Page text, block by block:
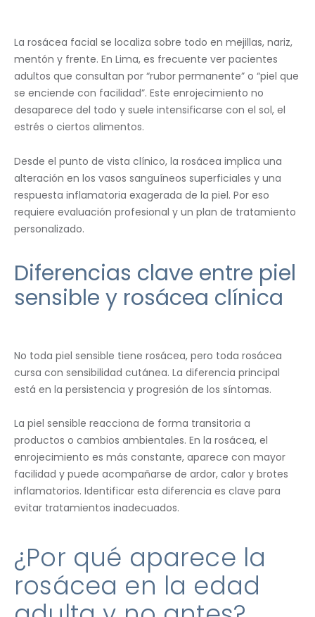
La rosácea facial se localiza sobre todo en mejillas, nariz,
mentón y frente. En Lima, es frecuente ver pacientes
adultos que consultan por “rubor permanente” o “piel que
se enciende con facilidad”. Este enrojecimiento no
desaparece del todo y suele intensificarse con el sol, el
estrés o ciertos alimentos.
Desde el punto de vista clínico, la rosácea implica una
alteración en los vasos sanguíneos superficiales y una
respuesta inflamatoria exagerada de la piel. Por eso
requiere evaluación profesional y un plan de tratamiento
personalizado.
Diferencias clave entre piel
sensible y rosácea clínica
No toda piel sensible tiene rosácea, pero toda rosácea
cursa con sensibilidad cutánea. La diferencia principal
está en la persistencia y progresión de los síntomas.
La piel sensible reacciona de forma transitoria a
productos o cambios ambientales. En la rosácea, el
enrojecimiento es más constante, aparece con mayor
facilidad y puede acompañarse de ardor, calor y brotes
inflamatorios. Identificar esta diferencia es clave para
evitar tratamientos inadecuados.
¿Por qué aparece la
rosácea en la edad